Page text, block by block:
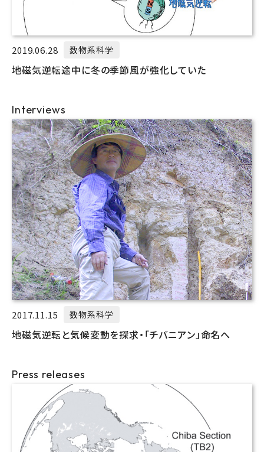
2019.06.28 数物系科学
地磁気逆転途中に冬の季節風が強化していた
Interviews
2017.11.15 数物系科学
地磁気逆転と気候変動を探求・「チバニアン」命名へ
Press releases